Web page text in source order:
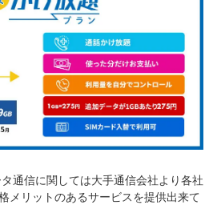
通信に関しては大手通信会社より各社
メリットのあるサービスを提供出来て